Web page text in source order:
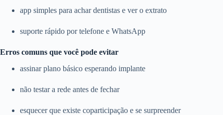
app simples para achar dentistas e ver o extrato
suporte rápido por telefone e WhatsApp
Erros comuns que você pode evitar
assinar plano básico esperando implante
não testar a rede antes de fechar
esquecer que existe coparticipação e se surpreender